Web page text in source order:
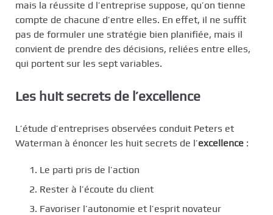
mais la réussite d l’entreprise suppose, qu’on tienne
compte de chacune d’entre elles. En effet, il ne suffit
pas de formuler une stratégie bien planifiée, mais il
convient de prendre des décisions, reliées entre elles,
qui portent sur les sept variables.
Les huit secrets de l’excellence
L’étude d’entreprises observées conduit Peters et
Waterman à énoncer les huit secrets de l’excellence :
Le parti pris de l’action
Rester à l’écoute du client
Favoriser l’autonomie et l’esprit novateur